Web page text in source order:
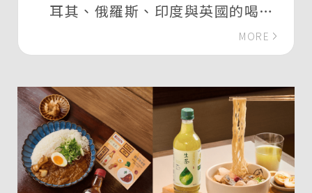
耳其、俄羅斯、印度與英國的喝茶
MORE